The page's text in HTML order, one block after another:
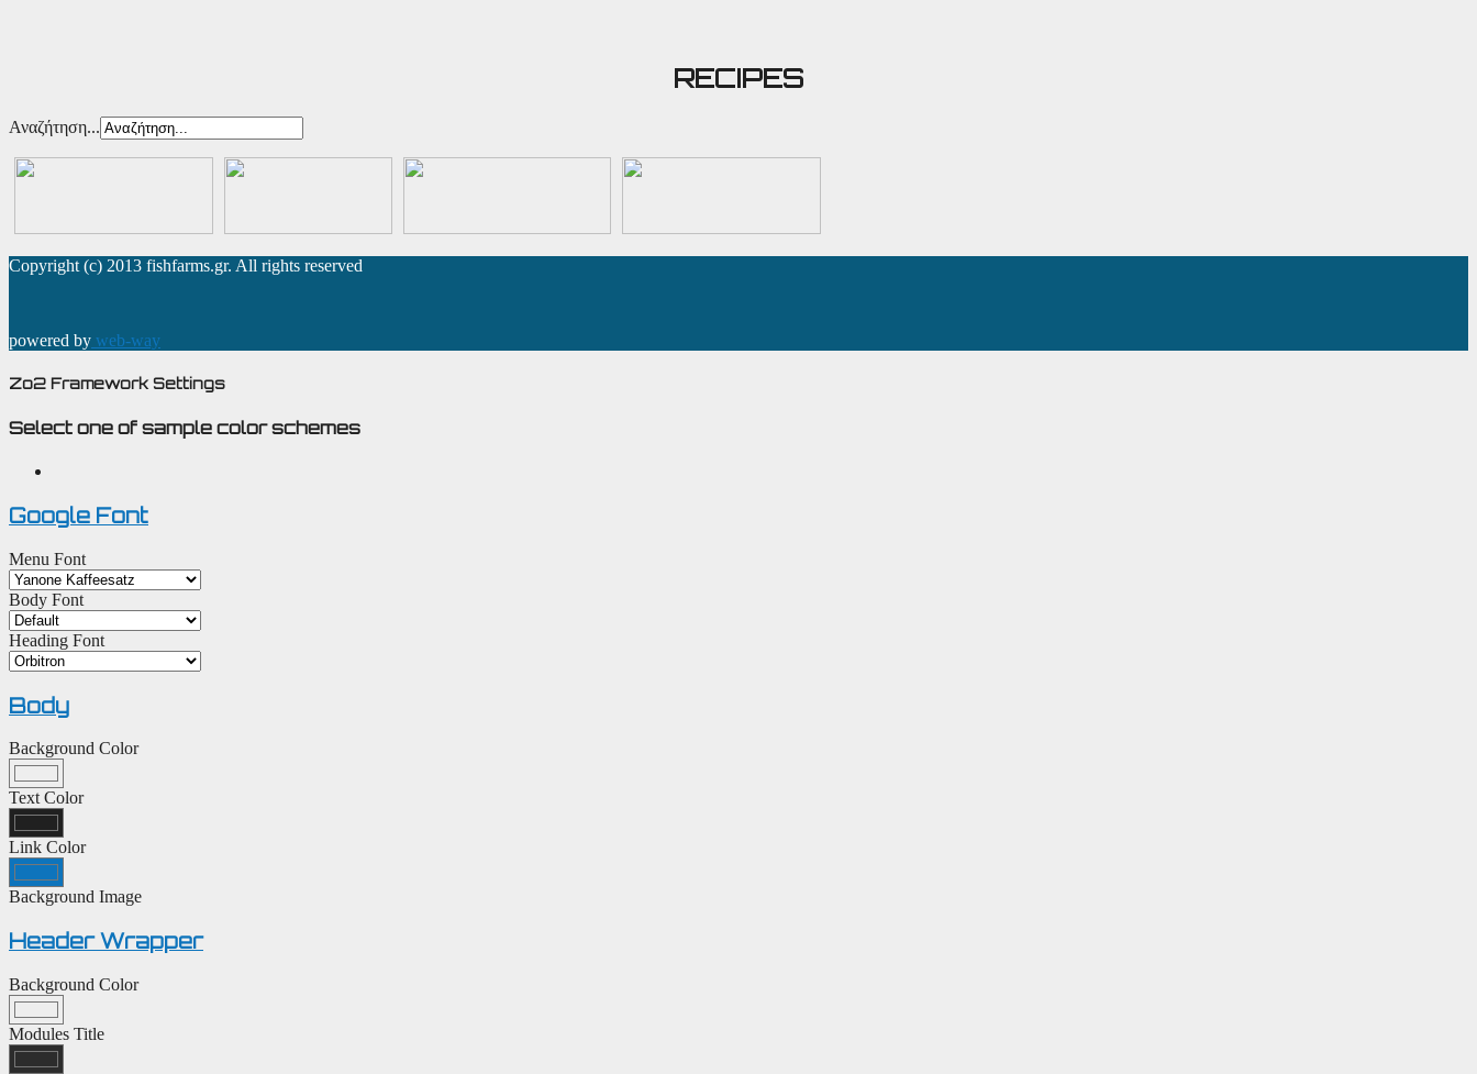
RECIPES
Αναζήτηση...
Copyright (c) 2013 fishfarms.gr. All rights reserved
powered by web-way
Zo2 Framework Settings
Select one of sample color schemes
Google Font
Menu Font
Body Font
Heading Font
Body
Background Color
Text Color
Link Color
Background Image
Header Wrapper
Background Color
Modules Title